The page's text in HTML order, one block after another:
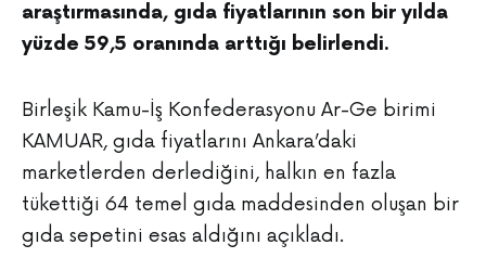
araştırmasında, gıda fiyatlarının son bir yılda
yüzde 59,5 oranında arttığı belirlendi.
Birleşik Kamu-İş Konfederasyonu Ar-Ge birimi
KAMUAR, gıda fiyatlarını Ankara’daki
marketlerden derlediğini, halkın en fazla
tükettiği 64 temel gıda maddesinden oluşan bir
gıda sepetini esas aldığını açıkladı.